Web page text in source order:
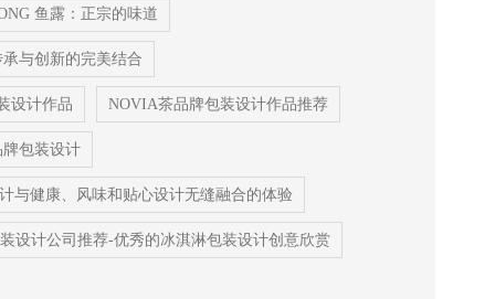
鱼露：正宗的味道
与创新的完美结合
设计作品 NOVIA茶品牌包装设计作品推荐
包装设计
与健康、风味和贴心设计无缝融合的体验
设计公司推荐-优秀的冰淇淋包装设计创意欣赏